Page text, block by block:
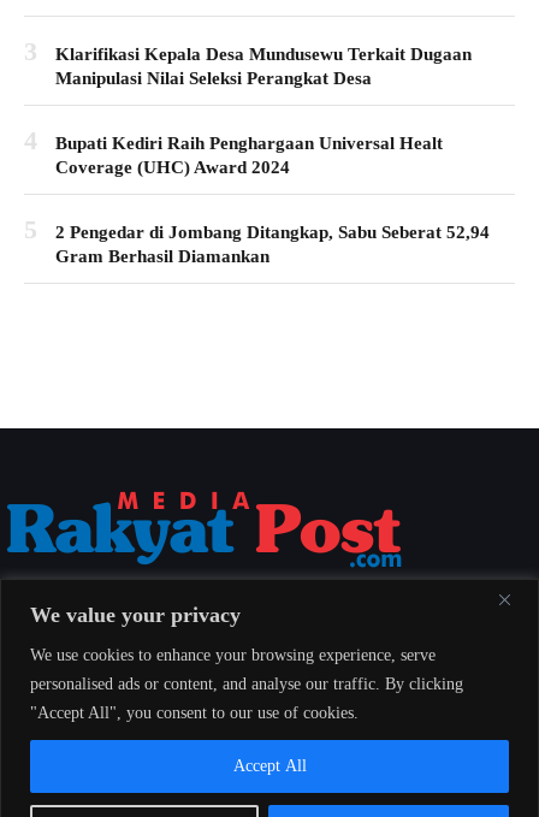
We value your privacy
We use cookies to enhance your browsing experience, serve
personalised ads or content, and analyse our traffic. By clicking
"Accept All", you consent to our use of cookies.
Accept All
3
Klarifikasi Kepala Desa Mundusewu Terkait Dugaan
Manipulasi Nilai Seleksi Perangkat Desa
4
Bupati Kediri Raih Penghargaan Universal Healt
Coverage (UHC) Award 2024
5
2 Pengedar di Jombang Ditangkap, Sabu Seberat 52,94
Gram Berhasil Diamankan
berimbang untuk seluruh masyarakat Indonesia.
Redaksi Pedoman Pemberitaan Media Siber
© 2026 Media Rakyat Post — Seluruh hak cipta dilindungi undang-